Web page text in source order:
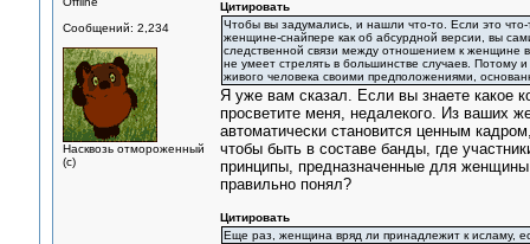
Сообщений: 2,234
Насквозь отмороженный
(с)
Цитировать
Чтобы вы задумались, и нашли что-то. Если это
женщине-снайпере как об абсурдной версии, вы
следственной связи между отношением к женщине
не умеет стрелять в большинстве случаев. Потому
живого человека своими предположениями,
Я уже вам сказал. Если вы знаете какое
просветите меня, недалекого. Из ваших
автоматически становится ценным
чтобы быть в составе банды, где
принципы, предназначенные для
правильно понял?
Цитировать
Еще раз, женщина вряд ли принадлежит к исламу,